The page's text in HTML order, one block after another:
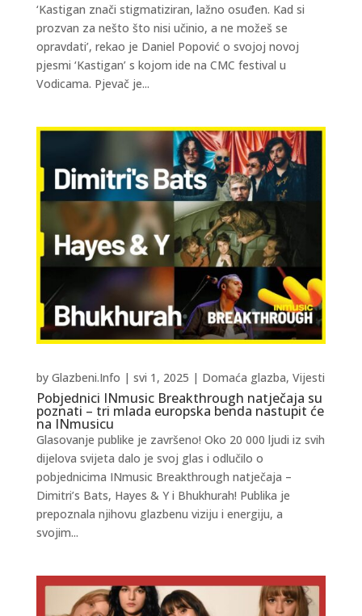
‘Kastigan znači stigmatiziran, lažno osuđen. Kad si
prozvan za nešto što nisi učinio, a ne možeš se
opravdati’, rekao je Daniel Popović o svojoj novoj
pjesmi ‘Kastigan’ s kojom ide na CMC festival u
Vodicama. Pjevač je...
Pobjednici INmusic Breakthrough natječaja su
poznati – tri mlada europska benda nastupit će
na INmusicu
by Glazbeni.Info | svi 1, 2025 | Domaća glazba, Vijesti
Glasovanje publike je završeno! Oko 20 000 ljudi iz svih
dijelova svijeta dalo je svoj glas i odlučilo o
pobjednicima INmusic Breakthrough natječaja –
Dimitri’s Bats, Hayes & Y i Bhukhurah! Publika je
prepoznala njihovu glazbenu viziju i energiju, a
svojim...